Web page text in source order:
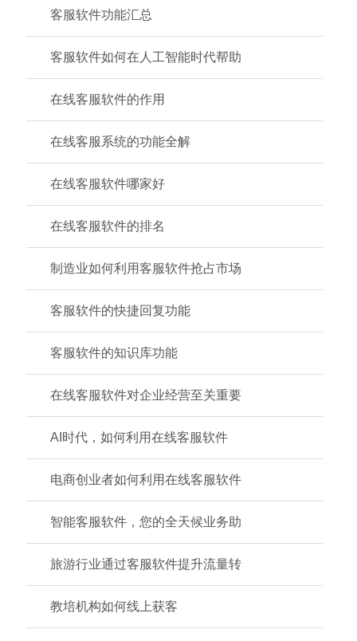
客服软件功能汇总
客服软件如何在人工智能时代帮助
在线客服软件的作用
在线客服系统的功能全解
在线客服软件哪家好
在线客服软件的排名
制造业如何利用客服软件抢占市场
客服软件的快捷回复功能
客服软件的知识库功能
在线客服软件对企业经营至关重要
AI时代，如何利用在线客服软件
电商创业者如何利用在线客服软件
智能客服软件，您的全天候业务助
旅游行业通过客服软件提升流量转
教培机构如何线上获客